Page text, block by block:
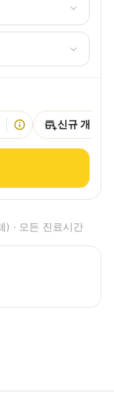
신규 개원
) · 모든 진료시간